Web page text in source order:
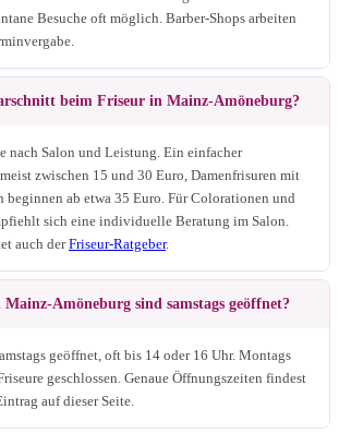
Besuche oft möglich. Barber-Shops arbeiten
beim Friseur in Mainz-Amöneburg?
nach Salon und Leistung. Ein einfacher
zwischen 15 und 30 Euro, Damenfrisuren mit
beginnen ab etwa 35 Euro. Für Colorationen und
sich eine individuelle Beratung im Salon.
auch derFriseur-Ratgeber.
Amöneburg sind samstags geöffnet?
geöffnet, oft bis 14 oder 16 Uhr. Montags
geschlossen. Genaue Öffnungszeiten findest
auf dieser Seite.